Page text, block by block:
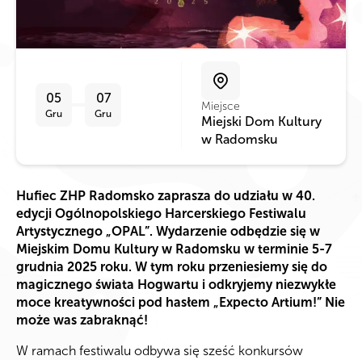
05
Gru
07
Gru
Miejsce
Miejski Dom Kultury
w Radomsku
Hufiec ZHP Radomsko zaprasza do udziału w 40.
edycji Ogólnopolskiego Harcerskiego Festiwalu
Artystycznego „OPAL”. Wydarzenie odbędzie się w
Miejskim Domu Kultury w Radomsku w terminie 5-7
grudnia 2025 roku. W tym roku przeniesiemy się do
magicznego świata Hogwartu i odkryjemy niezwykłe
moce kreatywności pod hasłem „Expecto Artium!” Nie
może was zabraknąć!
W ramach festiwalu odbywa się sześć konkursów